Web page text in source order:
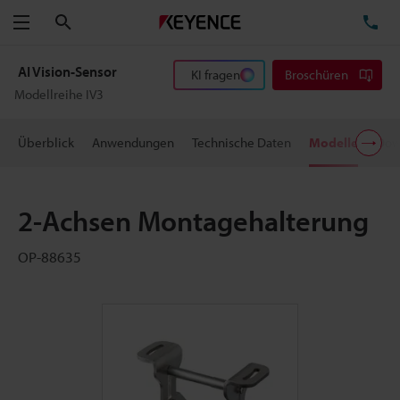
Menü
AI Vision-Sensor
Modellreihe IV3
KI fragen Broschüren
Überblick Anwendungen Technische Daten Modelle
2-Achsen Montagehalterung
OP-88635